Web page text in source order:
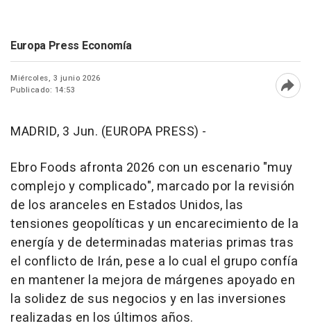
Europa Press Economía
Miércoles, 3 junio 2026
Publicado: 14:53
MADRID, 3 Jun. (EUROPA PRESS) -
Ebro Foods afronta 2026 con un escenario "muy
complejo y complicado", marcado por la revisión
de los aranceles en Estados Unidos, las
tensiones geopolíticas y un encarecimiento de la
energía y de determinadas materias primas tras
el conflicto de Irán, pese a lo cual el grupo confía
en mantener la mejora de márgenes apoyado en
la solidez de sus negocios y en las inversiones
realizadas en los últimos años.